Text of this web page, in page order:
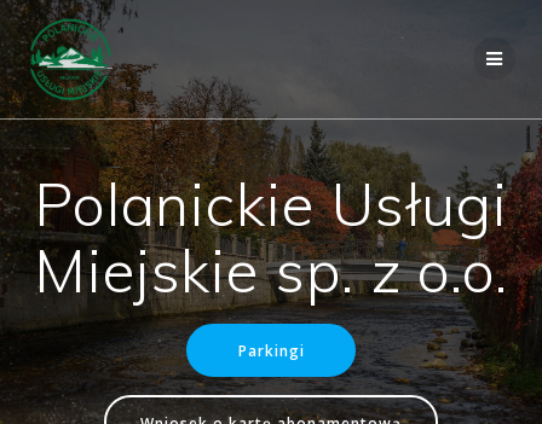
Polanickie Usługi
Miejskie sp. z o.o.
Parkingi